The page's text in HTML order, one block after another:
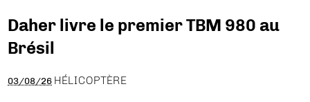
Daher livre le premier TBM 980 au
Brésil
03/08/26 HÉLICOPTÈRE